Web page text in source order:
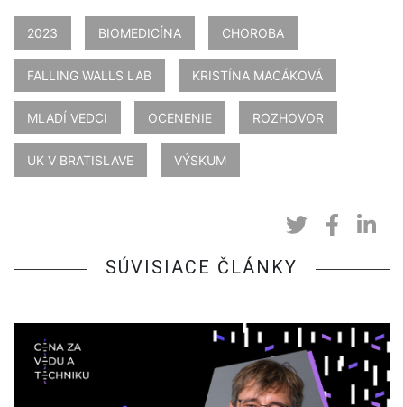
2023 BIOMEDICÍNA CHOROBA
FALLING WALLS LAB KRISTÍNA MACÁKOVÁ
MLADÍ VEDCI OCENENIE ROZHOVOR
UK V BRATISLAVE VÝSKUM
SÚVISIACE ČLÁNKY